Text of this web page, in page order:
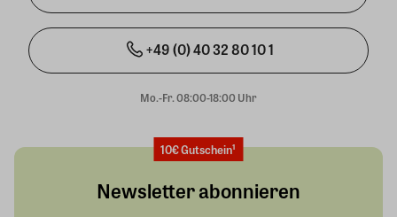
+49 (0) 40 32 80 10 1
Mo.-Fr. 08:00-18:00 Uhr
10€ Gutschein¹
Newsletter abonnieren